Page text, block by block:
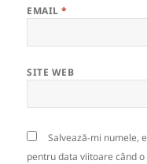
EMAIL*
SITE WEB
Salvează-mi numele,
pentru data viitoare când